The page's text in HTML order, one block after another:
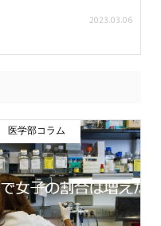
2023.03.06
医学部コラム